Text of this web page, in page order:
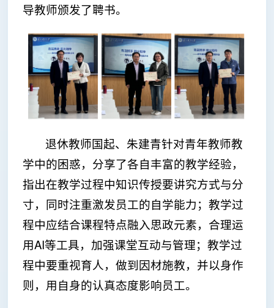
导教师颁发了聘书。
退休教师国起、朱建青针对青年教师教
学中的困惑，分享了各自丰富的教学经验，
指出在教学过程中知识传授要讲究方式与分
寸，同时注重激发员工的自学能力；教学过
程中应结合课程特点融入思政元素，合理运
用AI等工具，加强课堂互动与管理；教学过
程中要重视育人，做到因材施教，并以身作
则，用自身的认真态度影响员工。